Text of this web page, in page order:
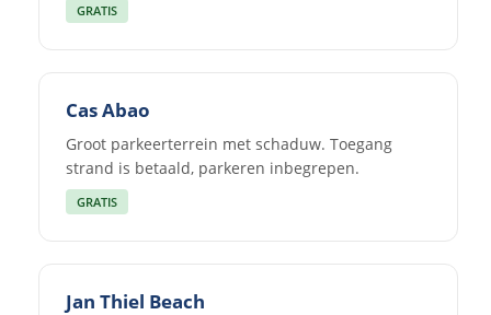
GRATIS
Cas Abao
Groot parkeerterrein met schaduw. Toegang
strand is betaald, parkeren inbegrepen.
GRATIS
Jan Thiel Beach